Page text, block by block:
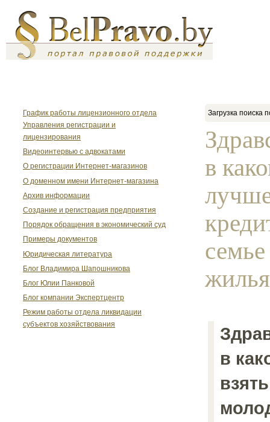
График работы лицензионного отдела
Управления регистрации и
лицензирования
Видеоинтервью с адвокатами
О регистрации Интернет-магазинов
О доменном имени Интернет-магазина
Архив информации
Создание и регистрация предприятия
Порядок обращения в экономический суд
Примеры документов
Юридическая литература
Блог Владимира Шапошникова
Блог Юлии Панковой
Блог компании Экспертцентр
Режим работы отдела ликвидации
субъектов хозяйствования
Загрузка поиска
в
в